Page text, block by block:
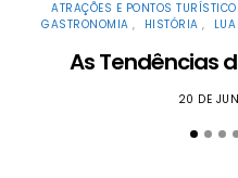
ATRAÇÕES E PONTOS
GASTRONOMIA
HISTÓRIA
As Tendências
20 DE